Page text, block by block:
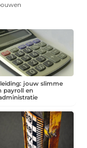
jouw slimme
payroll en